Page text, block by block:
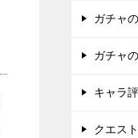
ガチャ
ガチャ
キャラ
クエス